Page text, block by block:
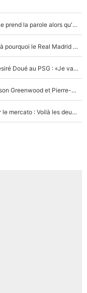
Ferran Torres a dit oui au PSG : Le FC Barcelone prend la parole alors qu'un transfert de l'attaquant espagnol prend forme
Yan Diomandé était trop cher pour le PSG : Voilà pourquoi le Real Madrid a accepté de payer la somme record de 140M€ pour boucler son transfert !
Le transfert de Maghnes Akliouche menace Désiré Doué au PSG : «Je valide à 200%»
«La porte est ouverte pour tout le monde» : Mason Greenwood et Pierre-Emerick Aubameyang ont quitté l'OM, Amine Gouiri balance sur la suite du mercato et sur la réaction du vestiaire !
Après Maghnes Akliouche, le PSG accèlère sur le mercato : Voilà les deux nouvelles recrues qui vont signer la semaine prochaine ?